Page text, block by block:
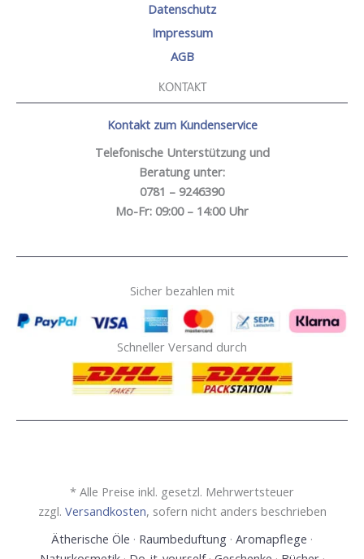
Datenschutz
Impressum
AGB
KONTAKT
Kontakt zum Kundenservice
Telefonische Unterstützung und
Beratung unter:
0781 – 9246390
Mo-Fr: 09:00 – 14:00 Uhr
Sicher bezahlen mit
Schneller Versand durch
* Alle Preise inkl. gesetzl. Mehrwertsteuer
zzgl. Versandkosten, sofern nicht anders beschrieben
Ätherische Öle · Raumbeduftung · Aromapflege ·